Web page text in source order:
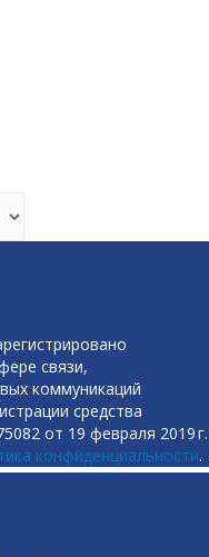
связи,
коммуникаций
средства
от 19 февраля 2019 г.
конфиденциальности.